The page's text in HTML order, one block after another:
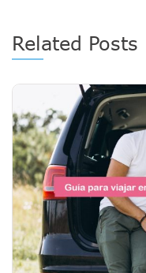
Related Posts